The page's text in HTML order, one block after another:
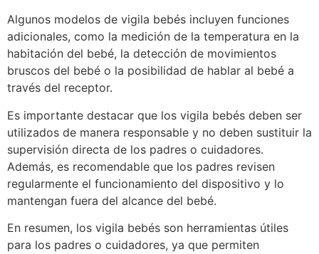
Algunos modelos de vigila bebés incluyen funciones
adicionales, como la medición de la temperatura en la
habitación del bebé, la detección de movimientos
bruscos del bebé o la posibilidad de hablar al bebé a
través del receptor.
Es importante destacar que los vigila bebés deben ser
utilizados de manera responsable y no deben sustituir la
supervisión directa de los padres o cuidadores.
Además, es recomendable que los padres revisen
regularmente el funcionamiento del dispositivo y lo
mantengan fuera del alcance del bebé.
En resumen, los vigila bebés son herramientas útiles
para los padres o cuidadores, ya que permiten